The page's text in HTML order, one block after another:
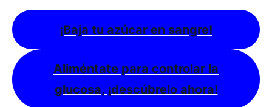
¡Baja tu azúcar en sangre!
Aliméntate para controlar la
glucosa, ¡descúbrelo ahora!